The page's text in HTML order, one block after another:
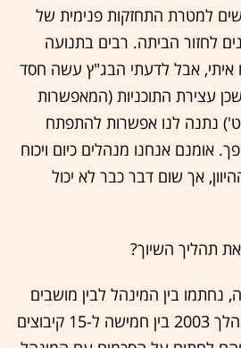
למטרת התחזקות פנימית של
לחזור הביתה. רבים בתנועה
איתי, אבל לדעתי הבג"ץ עשה חסד
עצירת התוכניות (המאפשרות
ט') נתנה לנו אפשרות להתפתח
אומנם אנחנו מנהלים כיום ויכוח
אך שום דבר כבר לא יכול
תהליך השיוך?
נחתמו בין המינהל לבין מושבים
שיתופיים. להערכתי, במהלך 2003 בין חמישה ל-15 קיבוצים